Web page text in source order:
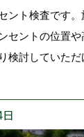
ント検査です
セントの位置
検討していただ